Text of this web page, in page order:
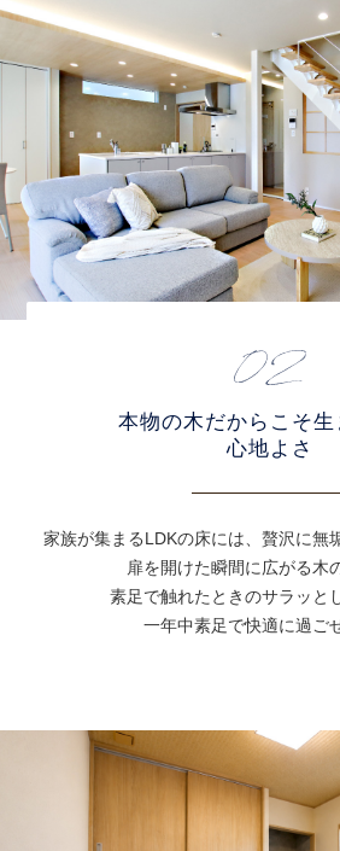
本物の木だからこそ生
心地よさ
家族が集まるLDKの床には、贅沢に無
扉を開けた瞬間に広がる木
素足で触れたときのサラッと
一年中素足で快適に過ご